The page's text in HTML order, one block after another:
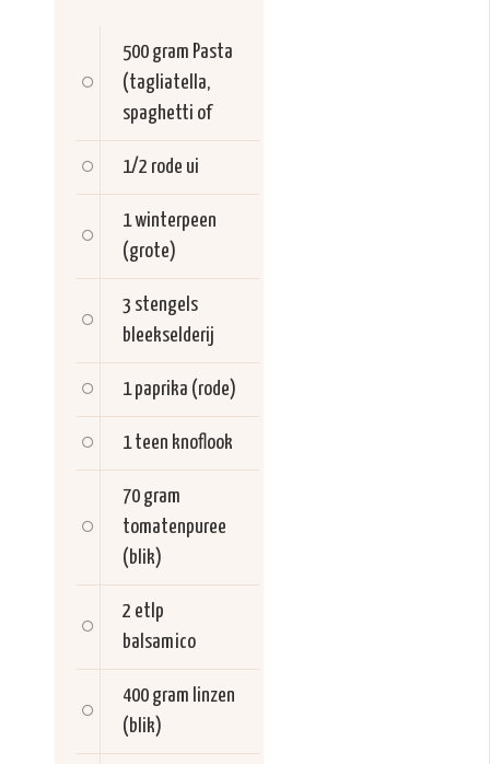
500 gram Pasta
(tagliatella,
spaghetti of
1/2 rode ui
1winterpeen
(grote)
3 stengels
bleekselderij
1 paprika (rode)
1 teen knoflook
70 gram
tomatenpuree
(blik)
2 etlp
balsamico
400 gram linzen
(blik)